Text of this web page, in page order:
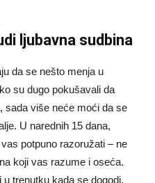
ljubavna sudbina
da se nešto menja u
su dugo pokušavali da
sada više neće moći da se
U narednih 15 dana,
potpuno razoružati – ne
koji vas razume i oseća.
trenutku kada se dogodi,